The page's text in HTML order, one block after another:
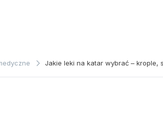
Jakie leki na katar wybrać – krople,